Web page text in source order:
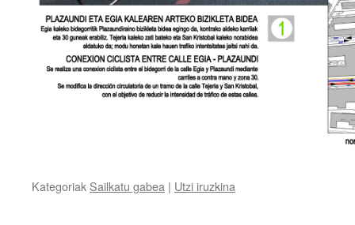
Kategoriak Sailkatu gabea | Utzi iruzkina